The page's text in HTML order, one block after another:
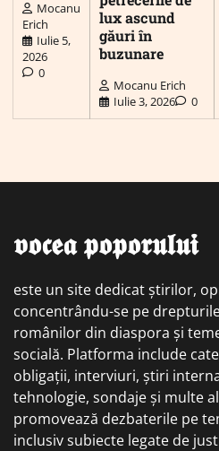
Mocanu
Erich
Iulie 5,
2026
0
lux ascund
găuri în
buzunare
Mocanu Erich
Iulie 3, 2026
0
𝖛𝖔𝖈𝖊𝖆 𝖕𝖔𝖕𝖔𝖗𝖚𝖑𝖚𝖎
este un site dedicat știrilor,
concentrându-se pe
românilor din diaspora și
socială. Platforma include
obligații, interviuri, știri
tehnologie, sondaje și multe
promovează dezbaterile pe
inclusiv subiecte legate de